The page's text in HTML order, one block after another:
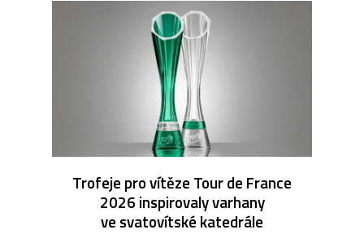
Trofeje pro vítěze Tour de France
2026 inspirovaly varhany
ve svatovítské katedrále